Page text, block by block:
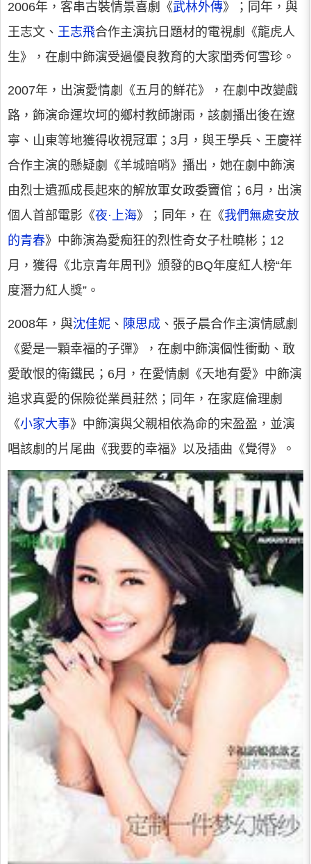
2006年，客串古裝情景喜劇《武林外傳》；同年，與
王志文、 王志飛合作主演抗日題材的電視劇《龍虎人
生》，在劇中飾演受過優良教育的大家閨秀何雪珍。
2007年，出演愛情劇《五月的鮮花》，在劇中改變戲
路，飾演命運坎坷的鄉村教師謝雨，該劇播出後在遼
寧、山東等地獲得收視冠軍；3月，與王學兵、王慶祥
合作主演的懸疑劇《羊城暗哨》播出，她在劇中飾演
由烈士遺孤成長起來的解放軍女政委竇倌；6月，出演
個人首部電影《夜·上海》；同年，在《我們無處安放
的青春》中飾演為愛痴狂的烈性奇女子杜曉彬；12
月，獲得《北京青年周刊》頒發的BQ年度紅人榜“年
度潛力紅人獎”。
2008年，與沈佳妮 、 陳思成 、張子晨合作主演情感劇
《愛是一顆幸福的子彈》，在劇中飾演個性衝動、敢
愛敢恨的衛鐵民；6月，在愛情劇《天地有愛》中飾演
追求真愛的保險從業員莊然；同年，在家庭倫理劇
《小家大事》中飾演與父親相依為命的宋盈盈，並演
唱該劇的片尾曲《我要的幸福》以及插曲《覺得》。